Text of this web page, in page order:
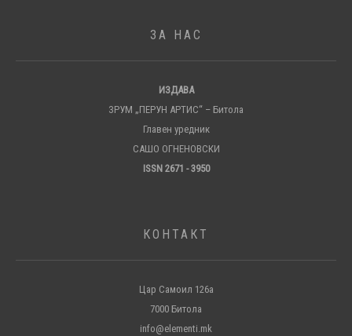
ЗА НАС
ИЗДАВА
ЗРУМ „ПЕРУН АРТИС“ – Битола
Главен уредник
САШО ОГНЕНОВСКИ
ISSN 2671 - 3950
КОНТАКТ
Цар Самоил 126а
7000 Битола
info@elementi.mk